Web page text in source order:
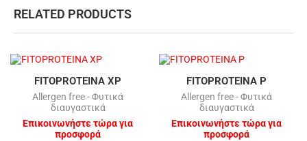
RELATED PRODUCTS
FITOPROTEINA XP
Allergen free - Φυτικά
διαυγαστικά
Επικοινωνήστε τώρα για
προσφορά
FITOPROTEINA P
Allergen free - Φυτικά
διαυγαστικά
Επικοινωνήστε τώρα για
προσφορά